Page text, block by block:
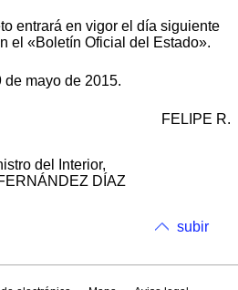
entrará en vigor el día siguiente
el «Boletín Oficial del Estado».
de mayo de 2015.
FELIPE R.
del Interior,
DÍAZ
subir